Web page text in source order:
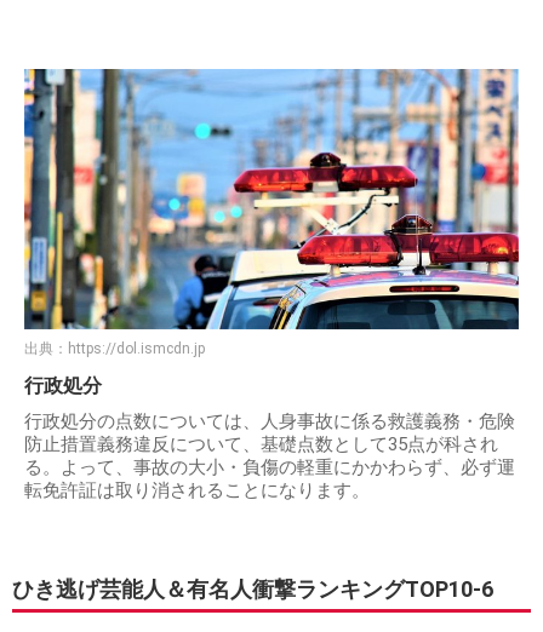
出典： https://dol.ismcdn.jp
行政処分
行政処分の点数については、人身事故に係る救護義務・危険
防止措置義務違反について、基礎点数として35点が科され
る。よって、事故の大小・負傷の軽重にかかわらず、必ず運
転免許証は取り消されることになります。
ひき逃げ芸能人＆有名人衝撃ランキングTOP10-6